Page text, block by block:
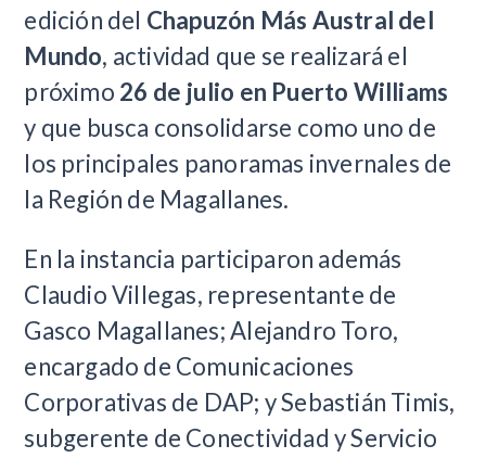
edición del Chapuzón Más Austral del
Mundo, actividad que se realizará el
próximo 26 de julio en Puerto Williams
y que busca consolidarse como uno de
los principales panoramas invernales de
la Región de Magallanes.
En la instancia participaron además
Claudio Villegas, representante de
Gasco Magallanes; Alejandro Toro,
encargado de Comunicaciones
Corporativas de DAP; y Sebastián Timis,
subgerente de Conectividad y Servicio